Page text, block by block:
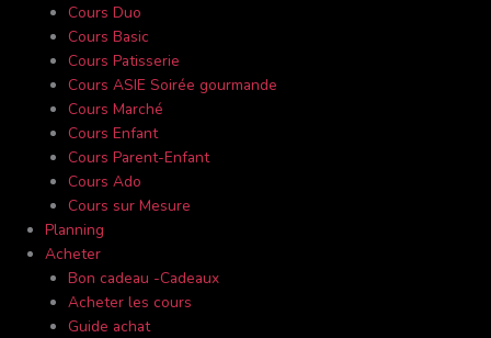
Cours Duo
Cours Basic
Cours Patisserie
Cours ASIE Soirée gourmande
Cours Marché
Cours Enfant
Cours Parent-Enfant
Cours Ado
Cours sur Mesure
Planning
Acheter
Bon cadeau -Cadeaux
Acheter les cours
Guide achat